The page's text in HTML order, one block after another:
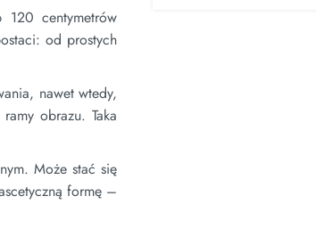
centymetrów
od prostych
nawet wtedy,
obrazu. Taka
Może stać się
formę –